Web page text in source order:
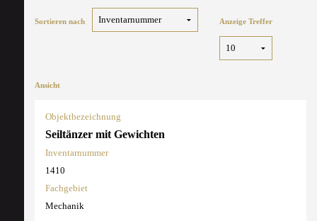
Sortieren nach Anzeige Treffer
Ansicht
Objektbezeichnung
Seiltänzer mit Gewichten
Inventarnummer
1410
Fachgebiet
Mechanik